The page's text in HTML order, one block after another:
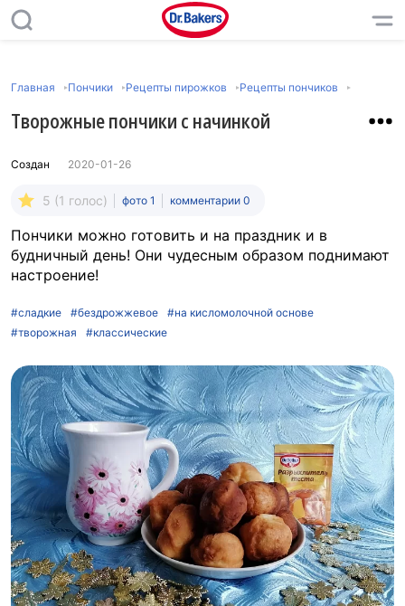
Главная Пончики Рецепты пирожков Рецепты пончиков
Творожные пончики с начинкой
Создан 2020-01-26
5 (1 голос) фото 1 комментарии 0
Пончики можно готовить и на праздник и в
будничный день! Они чудесным образом поднимают
настроение!
#сладкие #бездрожжевое
#на кисломолочной основе
#творожная
#классические